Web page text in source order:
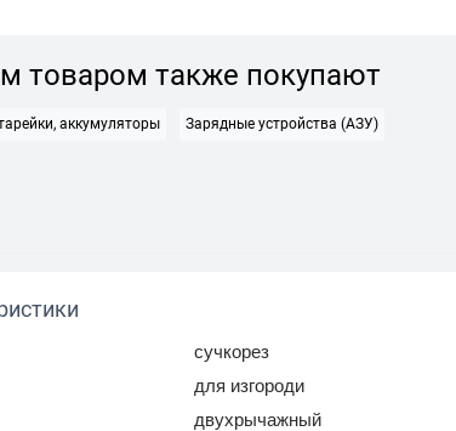
товаром также покупают
аккумуляторы Зарядные устройства (АЗУ)
сучкорез
для изгороди
двухрычажный